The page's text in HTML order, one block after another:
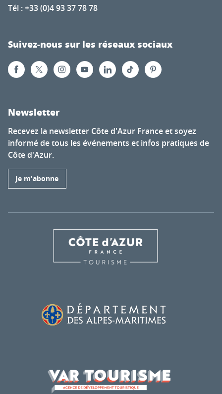
Tél : +33 (0)4 93 37 78 78
Suivez-nous sur les réseaux sociaux
Newsletter
Recevez la newsletter Côte d'Azur France et soyez
informé de tous les événements et infos pratiques de
Côte d'Azur.
Je m'abonne